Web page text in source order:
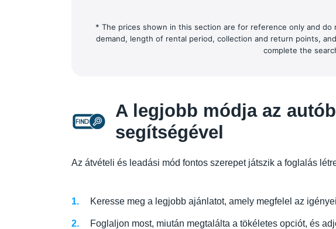
* The prices shown in this section are for reference only and
demand, length of rental period, collection and return points,
complete the
A legjobb módja az
segítségével
Az átvételi és leadási mód fontos szerepet játszik a foglalás
Keresse meg a legjobb ajánlatot, amely megfelel az
Foglaljon most, miután megtalálta a tökéletes opciót, és